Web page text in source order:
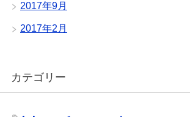
2017年9月
2017年2月
カテゴリー